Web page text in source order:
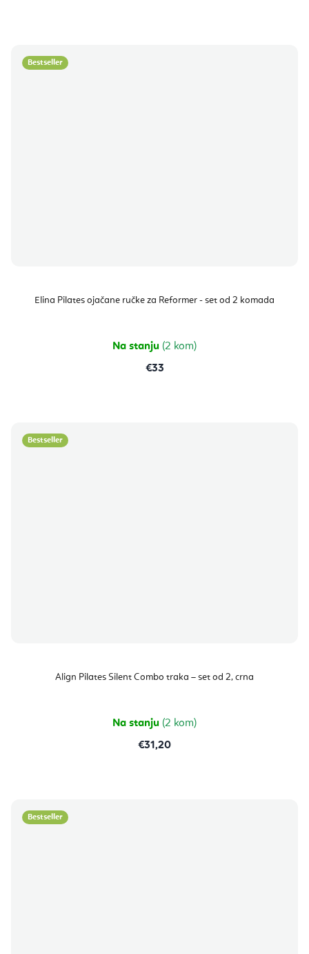
Bestseller
Elina Pilates ojačane ručke za Reformer - set od 2 komada
Na stanju (2 kom)
€33
Bestseller
Align Pilates Silent Combo traka – set od 2, crna
Na stanju (2 kom)
€31,20
Bestseller